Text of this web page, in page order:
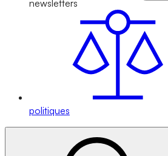
newsletters
politiques